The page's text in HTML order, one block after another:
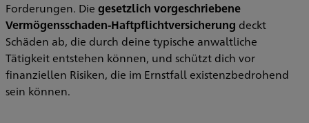
Forderungen. Die gesetzlich vorgeschriebene
Vermögensschaden-Haftpflichtversicherung deckt
Schäden ab, die durch deine typische anwaltliche
Tätigkeit entstehen können, und schützt dich vor
finanziellen Risiken, die im Ernstfall existenzbedrohend
sein können.